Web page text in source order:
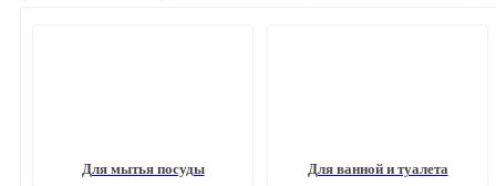
Для мытья посуды Для ванной и туалета